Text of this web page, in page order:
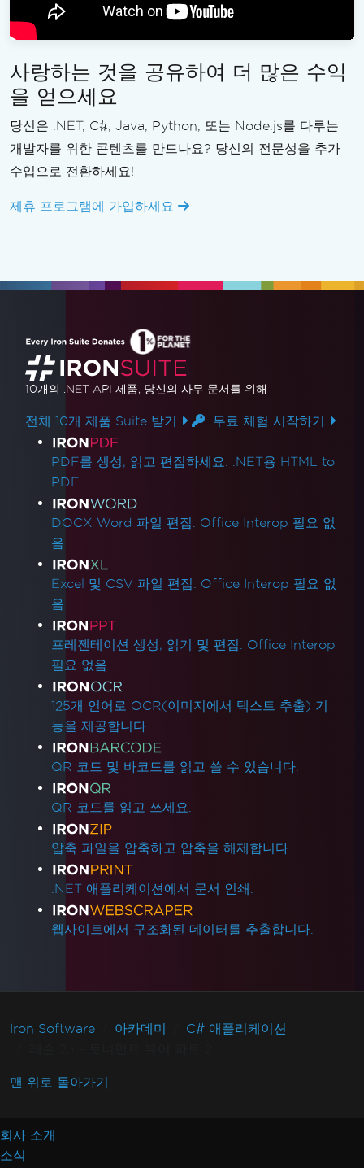
사랑하는 것을 공유하여 더 많은 수익
을 얻으세요
당신은 .NET, C#, Java, Python, 또는 Node.js를 다루는
개발자를 위한 콘텐츠를 만드나요? 당신의 전문성을 추가
수입으로 전환하세요!
제휴 프로그램에 가입하세요
10개의 .NET API 제품, 당신의 사무 문서를 위해
전체 10개 제품 Suite 받기 무료 체험 시작하기
제품 링크
PDF를 생성, 읽고 편집하세요. .NET용 HTML to
PDF.
DOCX Word 파일 편집. Office Interop 필요 없
음.
Excel 및 CSV 파일 편집. Office Interop 필요 없
음.
프레젠테이션 생성, 읽기 및 편집. Office Interop
필요 없음.
125개 언어로 OCR(이미지에서 텍스트 추출) 기
능을 제공합니다.
QR 코드 및 바코드를 읽고 쓸 수 있습니다.
QR 코드를 읽고 쓰세요.
압축 파일을 압축하고 압축을 해제합니다.
.NET 애플리케이션에서 문서 인쇄.
웹사이트에서 구조화된 데이터를 추출합니다.
Iron Software 아카데미
C# 애플리케이션
맨 위로 돌아가기
회사 소개
소식